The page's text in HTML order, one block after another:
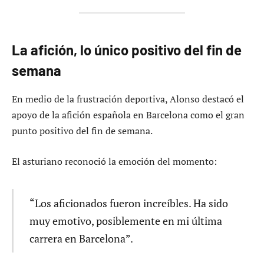
La afición, lo único positivo del fin de
semana
En medio de la frustración deportiva, Alonso destacó el
apoyo de la afición española en Barcelona como el gran
punto positivo del fin de semana.
El asturiano reconoció la emoción del momento:
“Los aficionados fueron increíbles. Ha sido
muy emotivo, posiblemente en mi última
carrera en Barcelona”.